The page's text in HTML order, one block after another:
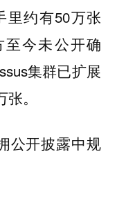
里约有50万张
今未公开确
集群已扩展
。
公开披露中规